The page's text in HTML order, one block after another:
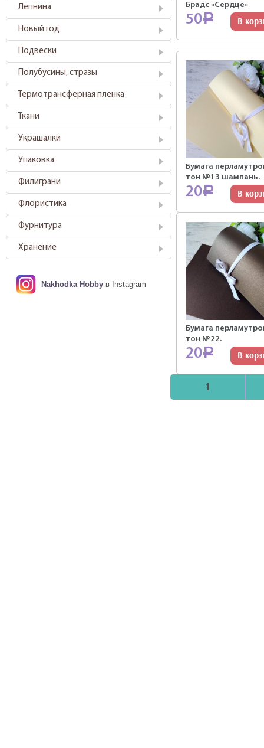
Лепнина
Новый год
Подвески
Полубусины, стразы
Термотрансферная пленка
Ткани
Украшалки
Упаковка
Филиграни
Флористика
Фурнитура
Хранение
Nakhodka Hobby в Instagram
Брадс «Сердце»
50Р В
Бумага
тон №13 шампань.
20Р В
Бумага
тон №22.
20Р В
1